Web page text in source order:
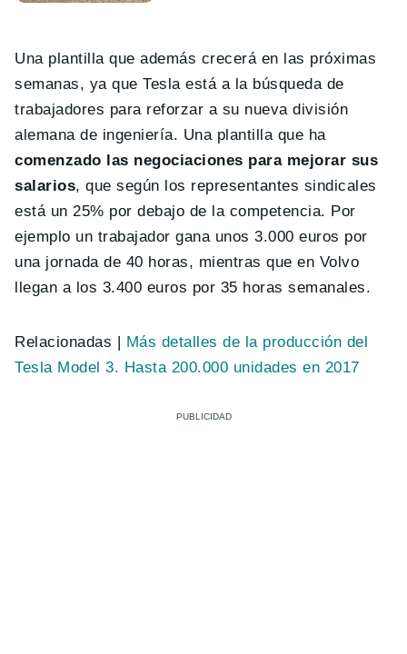
Una plantilla que además crecerá en las próximas
semanas, ya que Tesla está a la búsqueda de
trabajadores para reforzar a su nueva división
alemana de ingeniería. Una plantilla que ha
comenzado las negociaciones para mejorar sus
salarios, que según los representantes sindicales
está un 25% por debajo de la competencia. Por
ejemplo un trabajador gana unos 3.000 euros por
una jornada de 40 horas, mientras que en Volvo
llegan a los 3.400 euros por 35 horas semanales.
Relacionadas |
Más detalles de la producción del
Tesla Model 3. Hasta 200.000 unidades en 2017